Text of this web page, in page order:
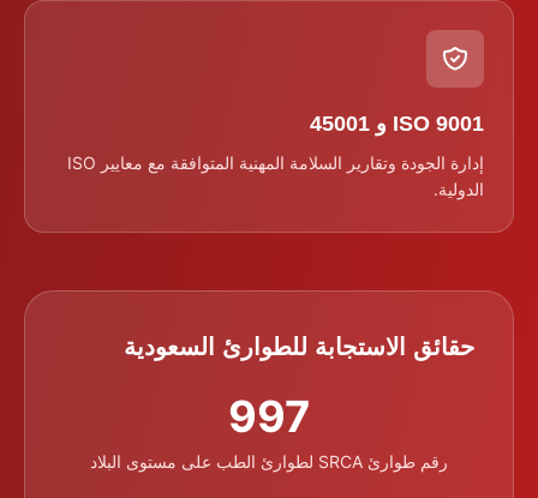
ISO 9001 و 45001
إدارة الجودة وتقارير السلامة المهنية المتوافقة مع معايير ISO
الدولية.
حقائق الاستجابة للطوارئ السعودية
997
رقم طوارئ SRCA لطوارئ الطب على مستوى البلاد